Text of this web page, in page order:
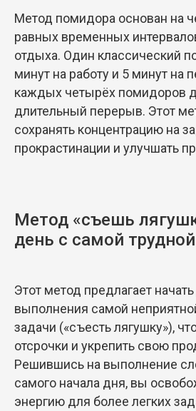
Метод помидора основан на
равных временных
отдыха. Один классический
минут на работу и 5 минут на
каждых четырёх помидоров
длительный перерыв. Этот
сохранять концентрацию на
прокрастинации и улучшать
Метод «съешь
день с самой
Этот метод предлагает
выполнения самой
задачи («съесть лягушку»),
отсрочки и укрепить свою
Решившись на выполнение
самого начала дня, вы
энергию для более легких